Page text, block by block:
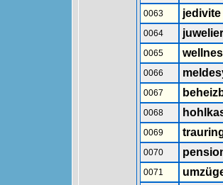
0063
jedivite
0064
0065
0066
0067
0068
0069
0070
0071